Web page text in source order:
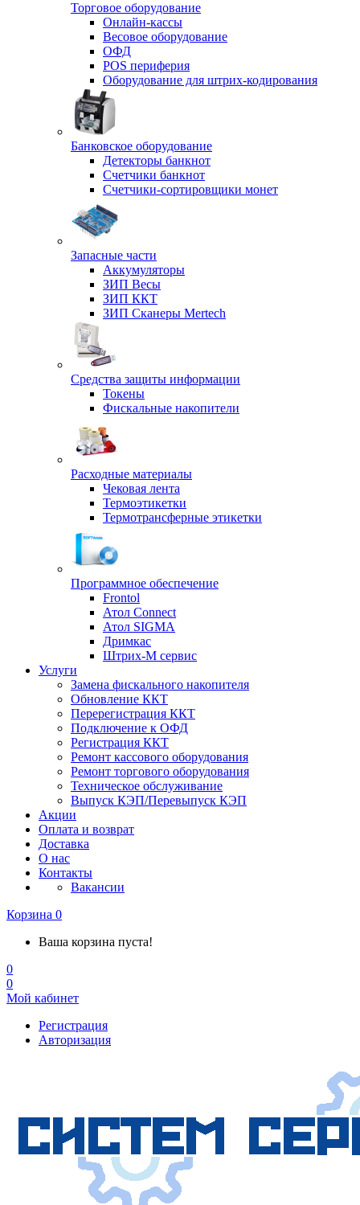
Торговое оборудование
Онлайн-кассы
Весовое оборудование
ОФД
POS периферия
Оборудование для штрих-кодирования
Банковское оборудование
Детекторы банкнот
Счетчики банкнот
Счетчики-сортировщики монет
Запасные части
Аккумуляторы
ЗИП Весы
ЗИП ККТ
ЗИП Сканеры Mertech
Средства защиты информации
Токены
Фискальные накопители
Расходные материалы
Чековая лента
Термоэтикетки
Термотрансферные этикетки
Программное обеспечение
Frontol
Атол Connect
Атол SIGMA
Дримкас
Штрих-М сервис
Услуги
Замена фискального накопителя
Обновление ККТ
Перерегистрация ККТ
Подключение к ОФД
Регистрация ККТ
Ремонт кассового оборудования
Ремонт торгового оборудования
Техническое обслуживание
Выпуск КЭП/Перевыпуск КЭП
Акции
Оплата и возврат
Доставка
О нас
Контакты
Вакансии
Корзина 0
Ваша корзина пуста!
0
0
Мой кабинет
Регистрация
Авторизация